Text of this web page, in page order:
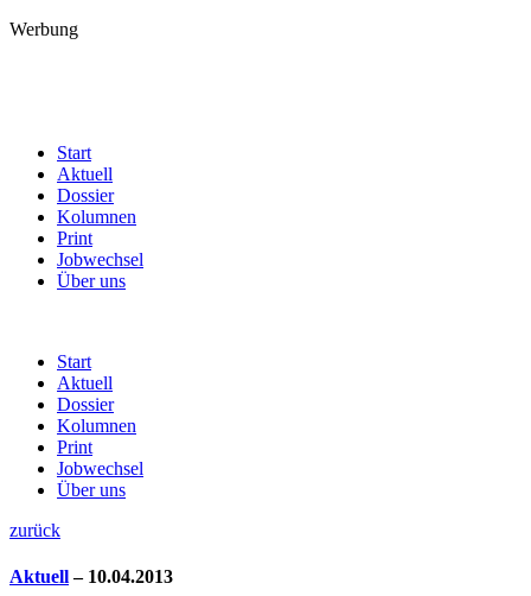
Werbung
Start
Aktuell
Dossier
Kolumnen
Print
Jobwechsel
Über uns
Start
Aktuell
Dossier
Kolumnen
Print
Jobwechsel
Über uns
zurück
Aktuell– 10.04.2013